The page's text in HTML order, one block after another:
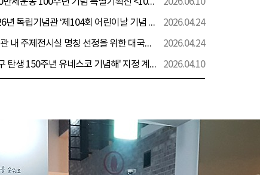
[행사] 2026년 독립기념관 ‘제104회 어린이날 기념 행사’ 안내
2026.04.24
[전시] 제7관 내 주제전시실 명칭 선정을 위한 대국민 의견 수렴 실시
2026.04.24
[전시] '김구 탄생 150주년 유네스코 기념해' 지정 계기 AI영상 국민공모 개최 안내
2026.04.10